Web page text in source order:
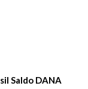
Saldo DANA